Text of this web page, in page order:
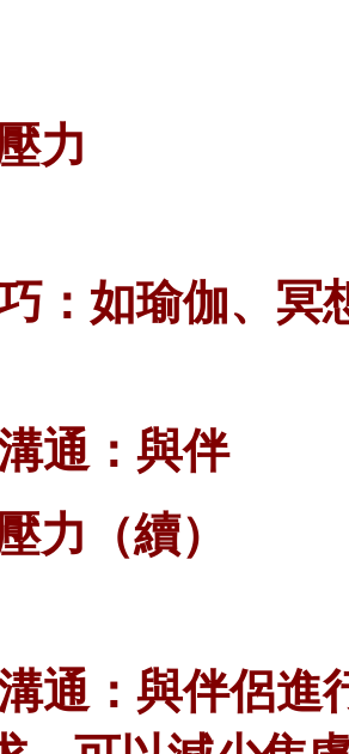
力
：如瑜伽、冥
通：與伴
力（續）
通：與伴侶進